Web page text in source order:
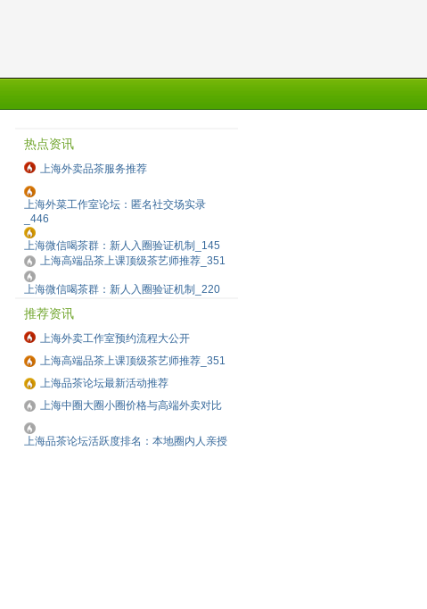
热点资讯
上海外卖品茶服务推荐
上海外菜工作室论坛：匿名社交场实录
_446
上海微信喝茶群：新人入圈验证机制_145
上海高端品茶上课顶级茶艺师推荐_351
上海微信喝茶群：新人入圈验证机制_220
推荐资讯
上海外卖工作室预约流程大公开
上海高端品茶上课顶级茶艺师推荐_351
上海品茶论坛最新活动推荐
上海中圈大圈小圈价格与高端外卖对比
上海品茶论坛活跃度排名：本地圈内人亲授